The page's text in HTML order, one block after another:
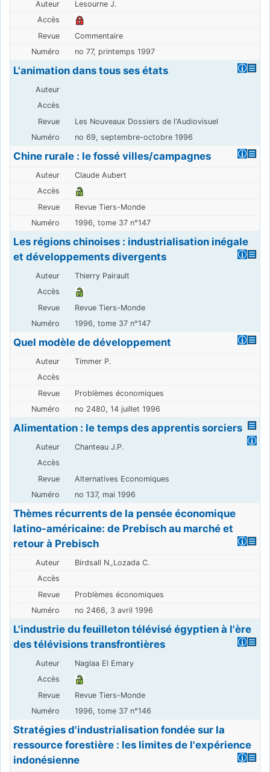
Lesourne J.
Commentaire
no 77, printemps 1997
L'animation dans tous ses états
Les Nouveaux Dossiers de l'Audiovisuel
no 69, septembre-octobre 1996
Chine rurale : le fossé villes/campagnes
Claude Aubert
Revue Tiers-Monde
1996, tome 37 n°147
Les régions chinoises : industrialisation inégale
et développements divergents
Thierry Pairault
Revue Tiers-Monde
1996, tome 37 n°147
Quel modèle de développement
Timmer P.
Problèmes économiques
no 2480, 14 juillet 1996
Alimentation : le temps des apprentis sorciers
Chanteau J.P.
Alternatives Economiques
no 137, mai 1996
Thèmes récurrents de la pensée économique
latino-américaine: de Prebisch au marché et
retour à Prebisch
Birdsall N.,Lozada C.
Problèmes économiques
no 2466, 3 avril 1996
L'industrie du feuilleton télévisé égyptien à l'ère
des télévisions transfrontières
Naglaa El Emary
Revue Tiers-Monde
1996, tome 37 n°146
Stratégies d'industrialisation fondée sur la
ressource forestière : les limites de l'expérience
indonésienne